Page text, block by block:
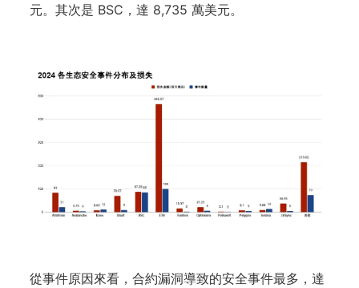
元。其次是 BSC，達 8,735 萬美元。
從事件原因來看，合約漏洞導致的安全事件最多，達